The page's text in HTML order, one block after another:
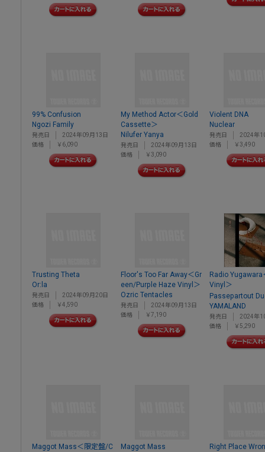
99% Confusion
Ngozi Family
発売日
2024年09月13日
価格
￥6,090
My Method Actor＜Gold
Cassette＞
Nilufer Yanya
発売日
2024年09月13日
価格
￥3,090
Violent DNA
Nuclear
発売日
2024年
価格
￥3,490
Trusting Theta
Or:la
発売日
2024年09月20日
価格
￥4,590
Floor's Too Far Away＜Gr
een/Purple Haze Vinyl＞
Ozric Tentacles
発売日
2024年09月13日
価格
￥7,190
Radio Yugawara
Vinyl＞
Passepartout
YAMALAND
発売日
2024年
価格
￥5,290
Maggot Mass＜限定盤/C
Maggot Mass
Right Place